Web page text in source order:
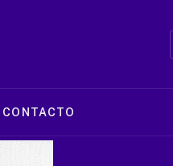
CONTACTO